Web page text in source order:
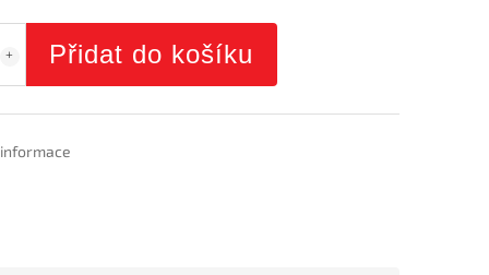
Přidat do košíku